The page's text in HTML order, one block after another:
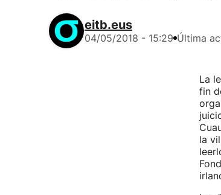
eitb.eus
04/05/2018 - 15:29 Última
La
fin
la